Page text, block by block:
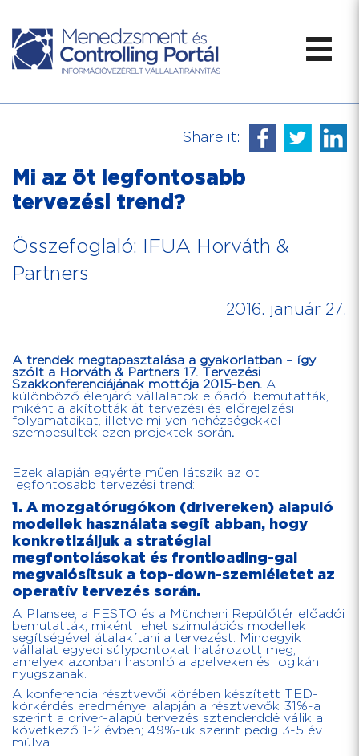
Share it:
Mi az öt legfontosabb
tervezési trend?
Összefoglaló: IFUA Horváth &
Partners
2016. január 27.
A trendek megtapasztalása a gyakorlatban – így
szólt a Horváth & Partners 17. Tervezési
Szakkonferenciájának mottója 2015-ben. A
különböző élenjáró vállalatok előadói bemutatták,
miként alakították át tervezési és előrejelzési
folyamataikat, illetve milyen nehézségekkel
szembesültek ezen projektek során.
Ezek alapján egyértelműen látszik az öt
legfontosabb tervezési trend:
1. A mozgatórugókon (drivereken) alapuló
modellek használata segít abban, hogy
konkretizáljuk a stratégiai
megfontolásokat és frontloading-gal
megvalósítsuk a top-down-szemléletet az
operatív tervezés során.
A Plansee, a FESTO és a Müncheni Repülőtér előadói
bemutatták, miként lehet szimulációs modellek
segítségével átalakítani a tervezést. Mindegyik
vállalat egyedi súlypontokat határozott meg,
amelyek azonban hasonló alapelveken és logikán
nyugszanak.
A konferencia résztvevői körében készített TED-
körkérdés eredményei alapján a résztvevők 31%-a
szerint a driver-alapú tervezés sztenderddé válik a
következő 1-2 évben; 49%-uk szerint pedig 3-5 év
múlva.